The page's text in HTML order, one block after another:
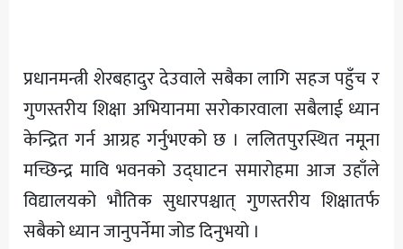
प्रधानमन्त्री शेरबहादुर देउवाले सबैका लागि सहज पहुँच र
गुणस्तरीय शिक्षा अभियानमा सरोकारवाला सबैलाई ध्यान
केन्द्रित गर्न आग्रह गर्नुभएको छ । ललितपुरस्थित नमूना
मच्छिन्द्र मावि भवनको उद्घाटन समारोहमा आज उहाँले
विद्यालयको भौतिक सुधारपश्चात् गुणस्तरीय शिक्षातर्फ
सबैको ध्यान जानुपर्नेमा जोड दिनुभयो ।